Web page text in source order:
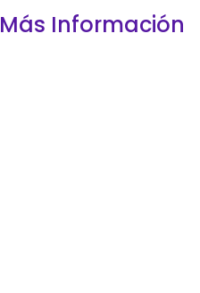
Más Información